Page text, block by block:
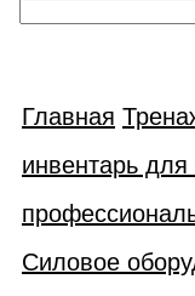
Главная
инвентарь
Силовое